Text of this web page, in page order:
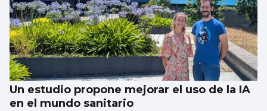
Un estudio propone mejorar el uso de la IA
en el mundo sanitario